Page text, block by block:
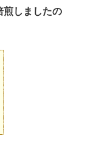
煎しましたの